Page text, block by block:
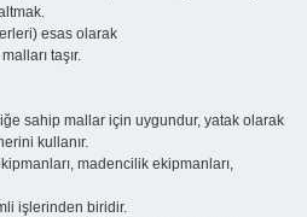
esas olarak
taşır.
sahip mallar için uygundur, yatak olarak
kullanır.
madencilik ekipmanları,
işlerinden biridir.